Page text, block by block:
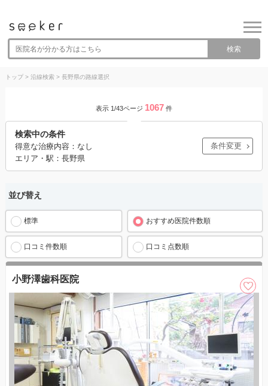
検索
トップ> 沿線検索> 長野県の路線選択
表示 1/43ページ 1067 件
検索中の条件
得意な治療内容：なし
エリア・駅：長野県
条件変更
並び替え
標準 おすすめ医院件数順
口コミ件数順 口コミ点数順
小野澤歯科医院